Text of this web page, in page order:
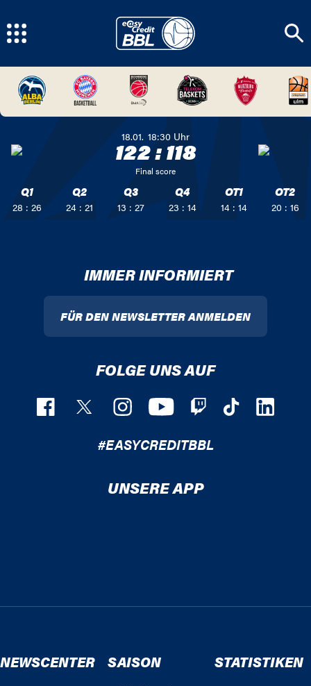
18.01. 18:30 Uhr
122:118
Final score
Q1
28 : 26
Q2
24 : 21
Q3
13 : 27
Q4
23 : 14
OT1
14 : 14
OT2
20 : 16
IMMER INFORMIERT
FÜR DEN NEWSLETTER ANMELDEN
FOLGE UNS AUF
#EASYCREDITBBL
UNSERE APP
NEWSCENTER SAISON STATISTIKEN